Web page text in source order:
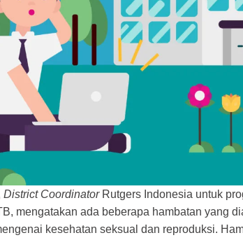
District CoordinatorRutgers Indonesia untuk
mengatakan ada beberapa hambatan yang
kesehatan seksual dan reproduksi.